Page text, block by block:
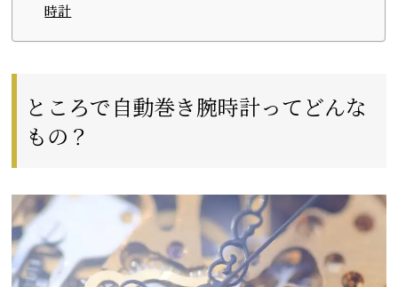
時計
ところで自動巻き腕時計ってどんな
もの？